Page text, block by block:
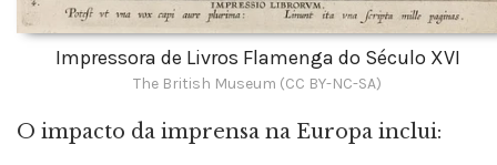
Impressora de Livros Flamenga do Século XVI
The British Museum (CC BY-NC-SA)
O impacto da imprensa na Europa inclui: